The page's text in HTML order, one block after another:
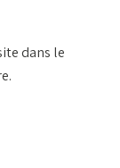
dans le